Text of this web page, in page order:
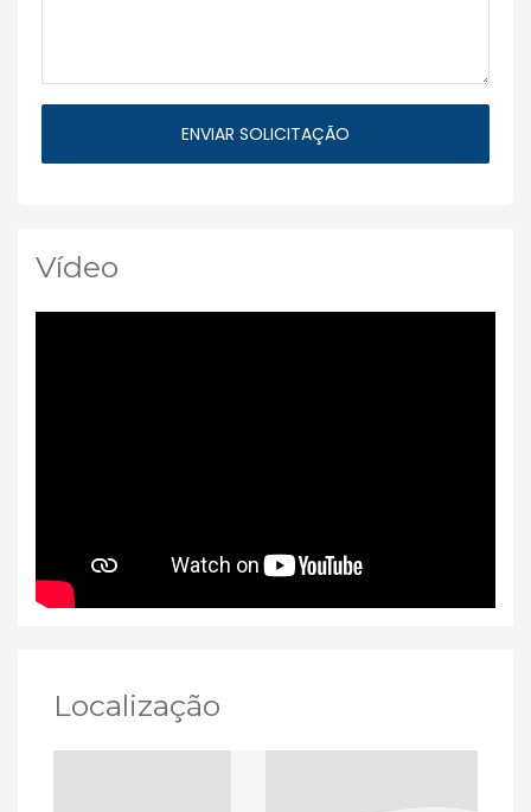
Vídeo
Localização